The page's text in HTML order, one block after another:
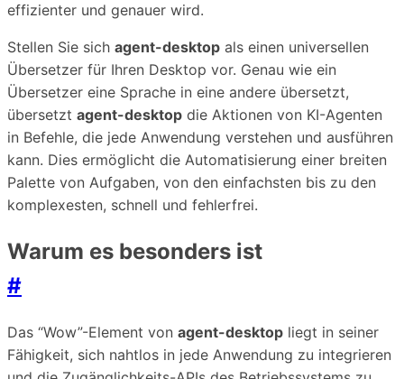
effizienter und genauer wird.
Stellen Sie sich agent-desktop als einen universellen
Übersetzer für Ihren Desktop vor. Genau wie ein
Übersetzer eine Sprache in eine andere übersetzt,
übersetzt agent-desktop die Aktionen von KI-Agenten
in Befehle, die jede Anwendung verstehen und ausführen
kann. Dies ermöglicht die Automatisierung einer breiten
Palette von Aufgaben, von den einfachsten bis zu den
komplexesten, schnell und fehlerfrei.
Warum es besonders ist
#
Das “Wow”-Element von agent-desktop liegt in seiner
Fähigkeit, sich nahtlos in jede Anwendung zu integrieren